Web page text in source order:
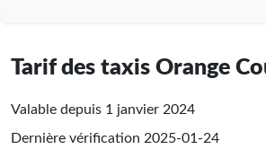
Tarif des taxis Orange
Valable depuis 1 janvier 2024
Dernière vérification 2025-01-24